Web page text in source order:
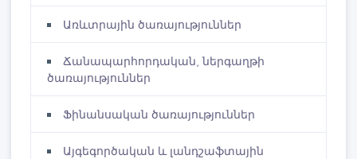
Առևտրային ծառայություններ
Ճանապարհորդական, ներգաղթի
ծառայություններ
Ֆինանսական ծառայություններ
Այգեգործական և լանդշաֆտային